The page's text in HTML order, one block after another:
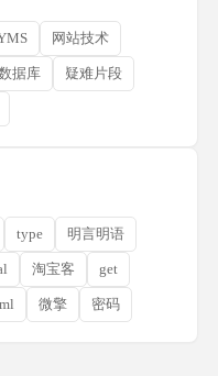
网站技术
据库 疑难片段
type 明言明语
淘宝客 get
微擎 密码